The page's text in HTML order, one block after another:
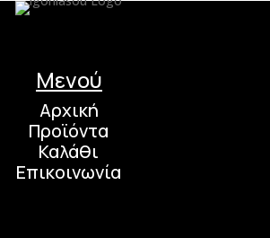
Μενού
Αρχική
Προϊόντα
Καλάθι
Επικοινωνία